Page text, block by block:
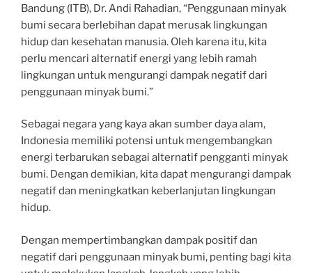
Bandung (ITB), Dr. Andi Rahadian, “Penggunaan minyak
bumi secara berlebihan dapat merusak lingkungan
hidup dan kesehatan manusia. Oleh karena itu, kita
perlu mencari alternatif energi yang lebih ramah
lingkungan untuk mengurangi dampak negatif dari
penggunaan minyak bumi.”
Sebagai negara yang kaya akan sumber daya alam,
Indonesia memiliki potensi untuk mengembangkan
energi terbarukan sebagai alternatif pengganti minyak
bumi. Dengan demikian, kita dapat mengurangi dampak
negatif dan meningkatkan keberlanjutan lingkungan
hidup.
Dengan mempertimbangkan dampak positif dan
negatif dari penggunaan minyak bumi, penting bagi kita